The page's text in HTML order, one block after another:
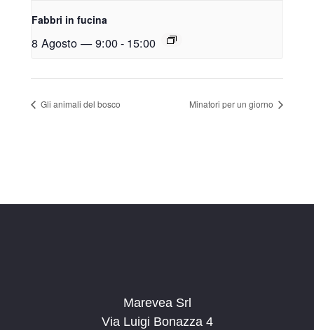
Fabbri in fucina
8 Agosto — 9:00- 15:00
Gli animali del bosco Minatori per un giorno
Marevea Srl
Via Luigi Bonazza 4